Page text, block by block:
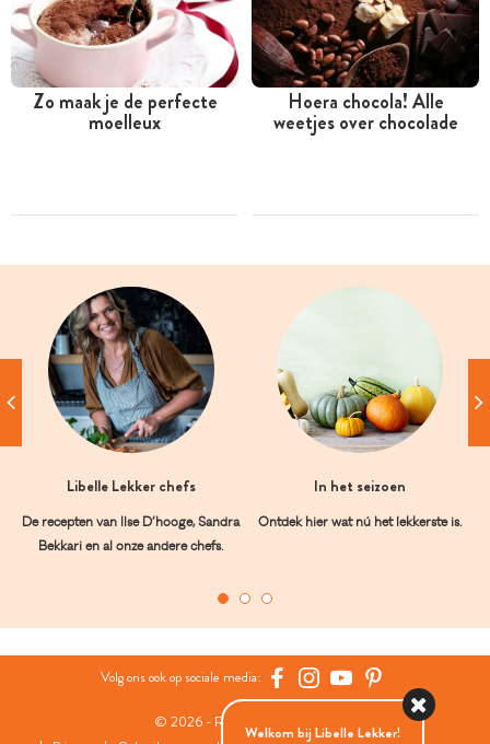
Zo maak je de perfecte
moelleux
Hoera chocola! Alle
weetjes over chocolade
Libelle Lekker chefs
De recepten van Ilse D’hooge, Sandra
Bekkari en al onze andere chefs.
In het seizoen
Ontdek hier wat nú het lekkerste is.
Volg ons ook op sociale media:
© 2026 - Roularta Media Group
Welkom bij Libelle Lekker!